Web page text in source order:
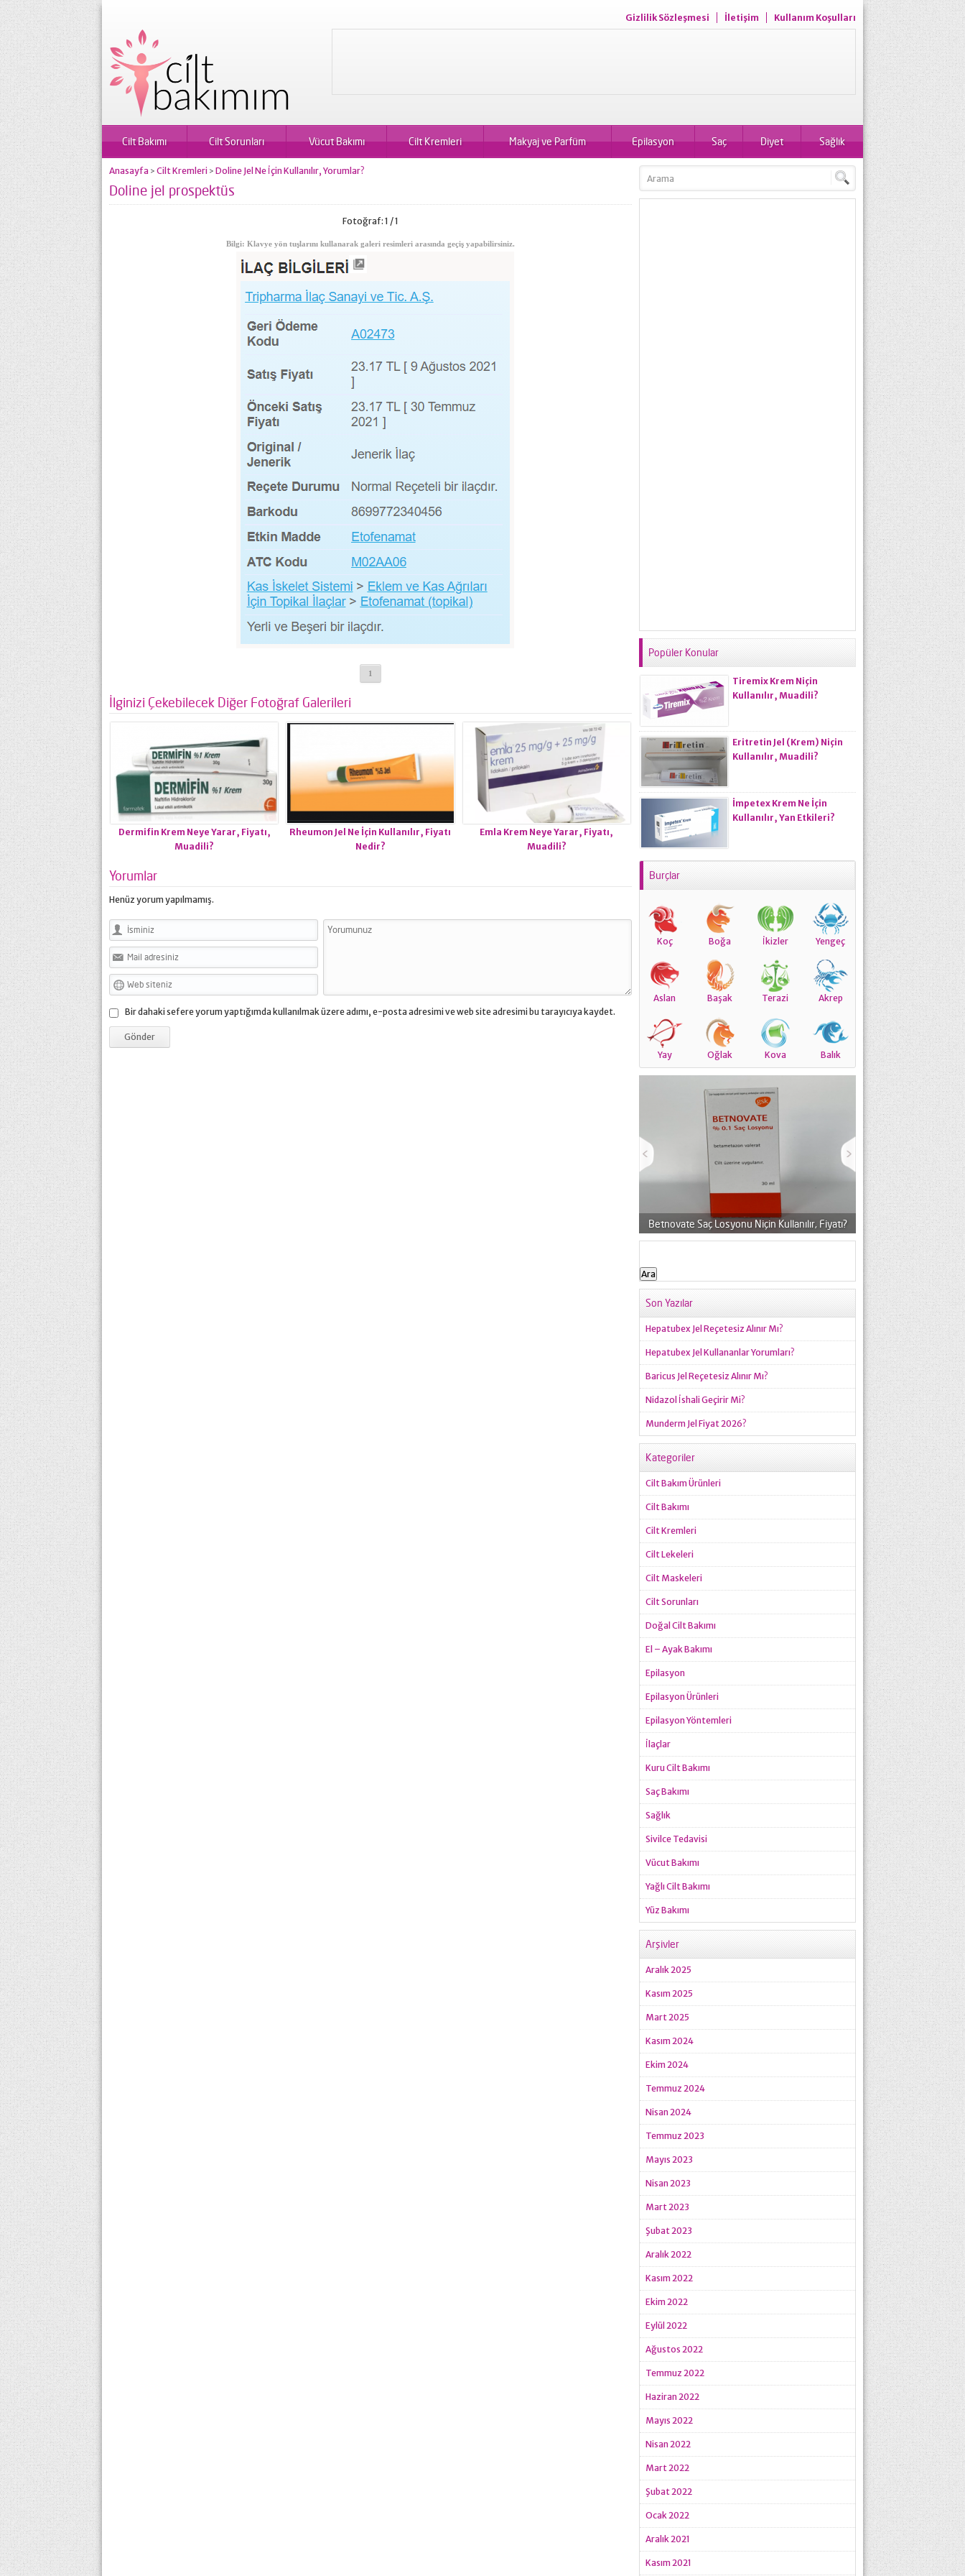
Gizlilik Sözleşmesi İletişim Kullanım Koşulları
Cilt Bakımı Cilt Sorunları Vücut Bakımı Cilt Kremleri Makyaj ve Parfüm Epilasyon Saç Diyet Sağlık
Anasayfa > Cilt Kremleri > Doline Jel Ne İçin Kullanılır, Yorumlar?
Doline jel prospektüs
Fotoğraf: 1 / 1
Bilgi: Klavye yön tuşlarını kullanarak galeri resimleri arasında geçiş yapabilirsiniz.
1
İlginizi Çekebilecek Diğer Fotoğraf Galerileri
Dermifin Krem Neye Yarar, Fiyatı,
Muadili?
Rheumon Jel Ne İçin Kullanılır, Fiyatı
Nedir?
Emla Krem Neye Yarar, Fiyatı,
Muadili?
Yorumlar
Henüz yorum yapılmamış.
Bir dahaki sefere yorum yaptığımda kullanılmak üzere adımı, e-posta adresimi ve web site adresimi bu tarayıcıya kaydet.
Popüler Konular
Tiremix Krem Niçin
Kullanılır, Muadili?
Eritretin Jel (Krem) Niçin
Kullanılır, Muadili?
İmpetex Krem Ne İçin
Kullanılır, Yan Etkileri?
Burçlar
Koç Boğa İkizler Yengeç
Aslan Başak Terazi Akrep
Yay Oğlak Kova Balık
Betnovate Saç Losyonu Niçin Kullanılır, Fiyatı? Munderm Jel Tüm Yüze Sürülür Mü?
Arama:
Son Yazılar
Hepatubex Jel Reçetesiz Alınır Mı?
Hepatubex Jel Kullananlar Yorumları?
Baricus Jel Reçetesiz Alınır Mı?
Nidazol İshali Geçirir Mi?
Munderm Jel Fiyat 2026?
Kategoriler
Cilt Bakım Ürünleri
Cilt Bakımı
Cilt Kremleri
Cilt Lekeleri
Cilt Maskeleri
Cilt Sorunları
Doğal Cilt Bakımı
El – Ayak Bakımı
Epilasyon
Epilasyon Ürünleri
Epilasyon Yöntemleri
İlaçlar
Kuru Cilt Bakımı
Saç Bakımı
Sağlık
Sivilce Tedavisi
Vücut Bakımı
Yağlı Cilt Bakımı
Yüz Bakımı
Arşivler
Aralık 2025
Kasım 2025
Mart 2025
Kasım 2024
Ekim 2024
Temmuz 2024
Nisan 2024
Temmuz 2023
Mayıs 2023
Nisan 2023
Mart 2023
Şubat 2023
Aralık 2022
Kasım 2022
Ekim 2022
Eylül 2022
Ağustos 2022
Temmuz 2022
Haziran 2022
Mayıs 2022
Nisan 2022
Mart 2022
Şubat 2022
Ocak 2022
Aralık 2021
Kasım 2021